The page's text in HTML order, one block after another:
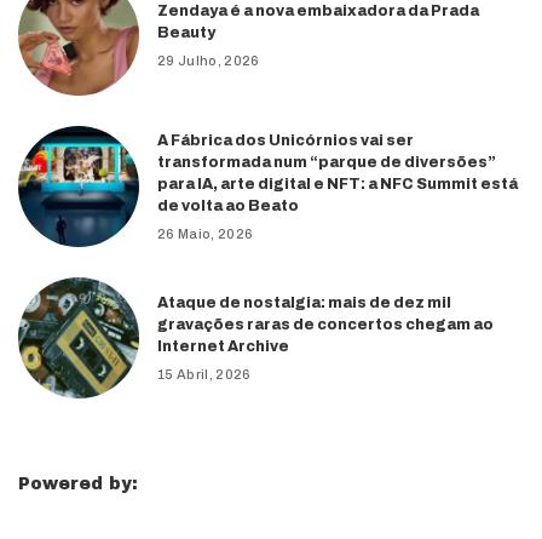
Zendaya é a nova embaixadora da Prada
Beauty
29 Julho, 2026
A Fábrica dos Unicórnios vai ser
transformada num “parque de diversões”
para IA, arte digital e NFT: a NFC Summit está
de volta ao Beato
26 Maio, 2026
Ataque de nostalgia: mais de dez mil
gravações raras de concertos chegam ao
Internet Archive
15 Abril, 2026
Powered by: